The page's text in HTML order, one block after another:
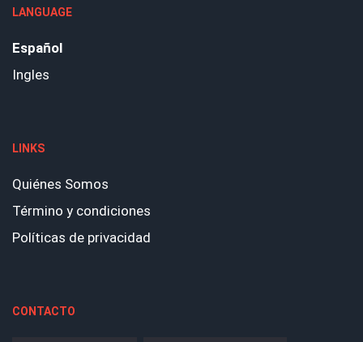
LANGUAGE
Español
Ingles
LINKS
Quiénes Somos
Término y condiciones
Políticas de privacidad
CONTACTO